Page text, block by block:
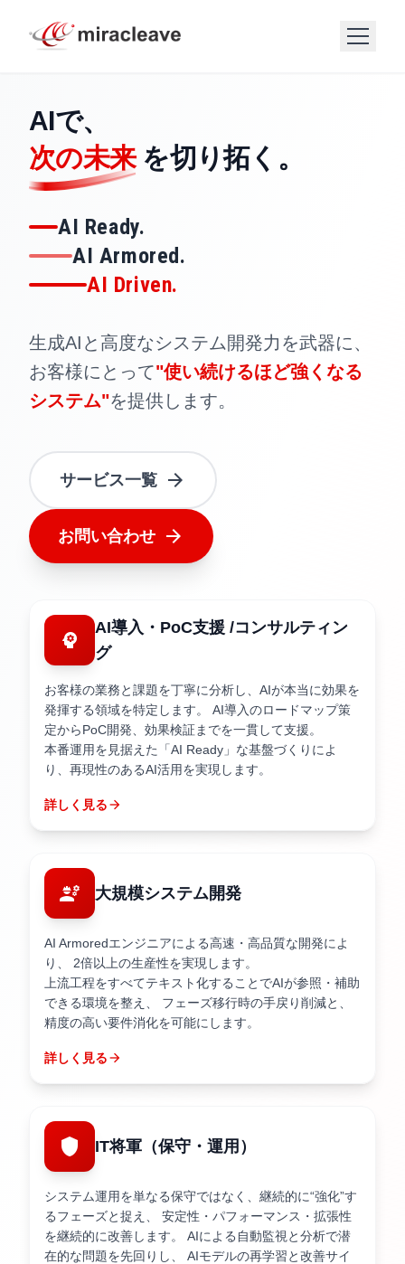
AIで、
次の未来を切り拓く。
AI Ready.
AI Armored.
AI Driven.
生成AIと高度なシステム開発力を武器に、
お客様にとって"使い続けるほど強くなる
システム"を提供します。
サービス一覧 arrow_forward
お問い合わせ arrow_forward
psychology
AI導入・PoC支援 /コンサルティン
グ
お客様の業務と課題を丁寧に分析し、AIが本当に効果を
発揮する領域を特定します。 AI導入のロードマップ策
定からPoC開発、効果検証までを一貫して支援。
本番運用を見据えた「AI Ready」な基盤づくりによ
り、再現性のあるAI活用を実現します。
詳しく見るarrow_forward
engineering 大規模システム開発
AI Armoredエンジニアによる高速・高品質な開発によ
り、 2倍以上の生産性を実現します。
上流工程をすべてテキスト化することでAIが参照・補助
できる環境を整え、 フェーズ移行時の手戻り削減と、
精度の高い要件消化を可能にします。
詳しく見るarrow_forward
shield IT将軍 （保守・運用）
システム運用を単なる保守ではなく、継続的に“強化”す
るフェーズと捉え、 安定性・パフォーマンス・拡張性
を継続的に改善します。 AIによる自動監視と分析で潜
在的な問題を先回りし、 AIモデルの再学習と改善サイ